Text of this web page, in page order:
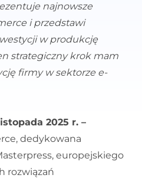
najnowsze
i przedstawi
w produkcję
strategiczny krok mam
firmy w sektorze e-
2025 r. –
dedykowana
europejskiego
rozwiązań